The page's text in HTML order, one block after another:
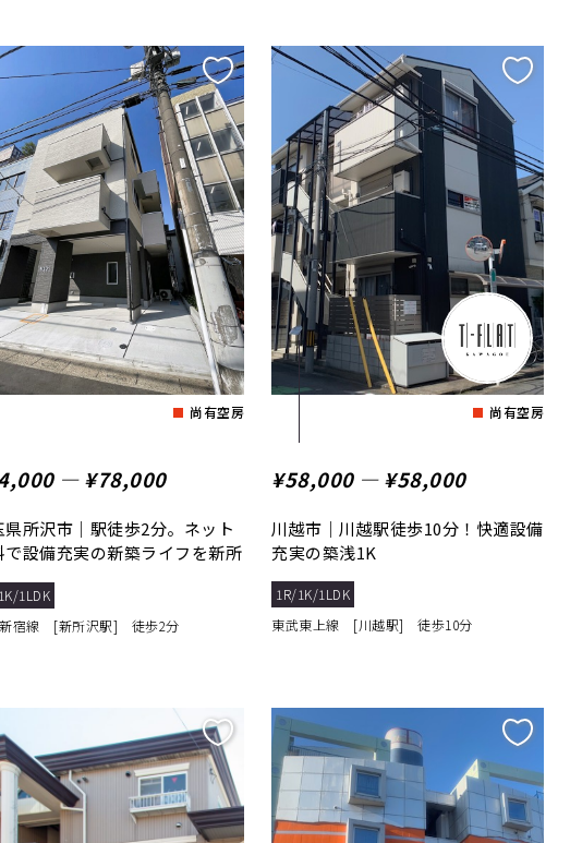
尚有空房
― ¥78,000
県所沢市｜駅徒歩2分。ネット
で設備充実の新築ライフを新所
1LDK
宿線 [新所沢駅] 徒歩2分
尚有空房
¥58,000 ― ¥58,000
川越市｜川越駅徒歩10分！快適設備
充実の築浅1K
1R/1K/1LDK
東武東上線 [川越駅] 徒歩10分